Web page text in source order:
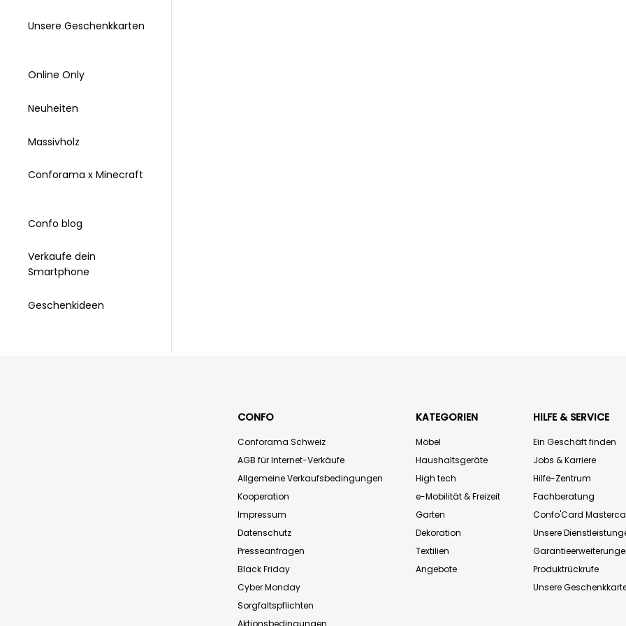
Unsere Geschenkkarten
Online Only
Neuheiten
Massivholz
Conforama x Minecraft
Confo blog
Verkaufe dein
Smartphone
Geschenkideen
CONFO
Conforama Schweiz
AGB für Internet-Verkäufe
Allgemeine Verkaufsbedingungen
Kooperation
Impressum
Datenschutz
Presseanfragen
Black Friday
Cyber Monday
Sorgfaltspflichten
KATEGORIEN
Möbel
Haushaltsgeräte
High tech
e-Mobilität & Freizeit
Garten
Dekoration
Textilien
Angebote
HILFE & SERVICE
Ein Geschäft finden
Jobs & Karriere
Hilfe-Zentrum
Fachberatung
Confo'Card
Unsere
Produktrückrufe
Unsere